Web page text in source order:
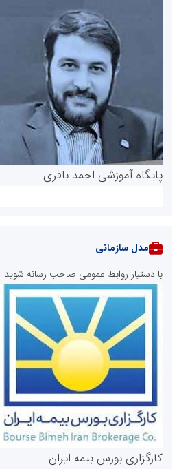
پایگاه آموزشی احمد باقری
روابط عمومی خبرگزاری گزارش خبر
مدل سازمانی
با دستیار روابط عمومی صاحب رسانه شوید
کارگزاری بورس بیمه ایران